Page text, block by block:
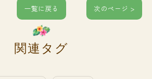
一覧に戻る 次のページ >
関連タグ